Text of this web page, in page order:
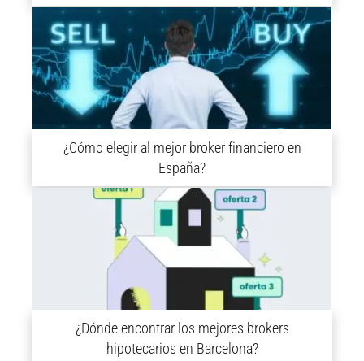
¿Cómo elegir al mejor broker financiero en
España?
¿Dónde encontrar los mejores brokers
hipotecarios en Barcelona?